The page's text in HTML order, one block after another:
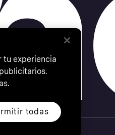
tu experiencia
todas